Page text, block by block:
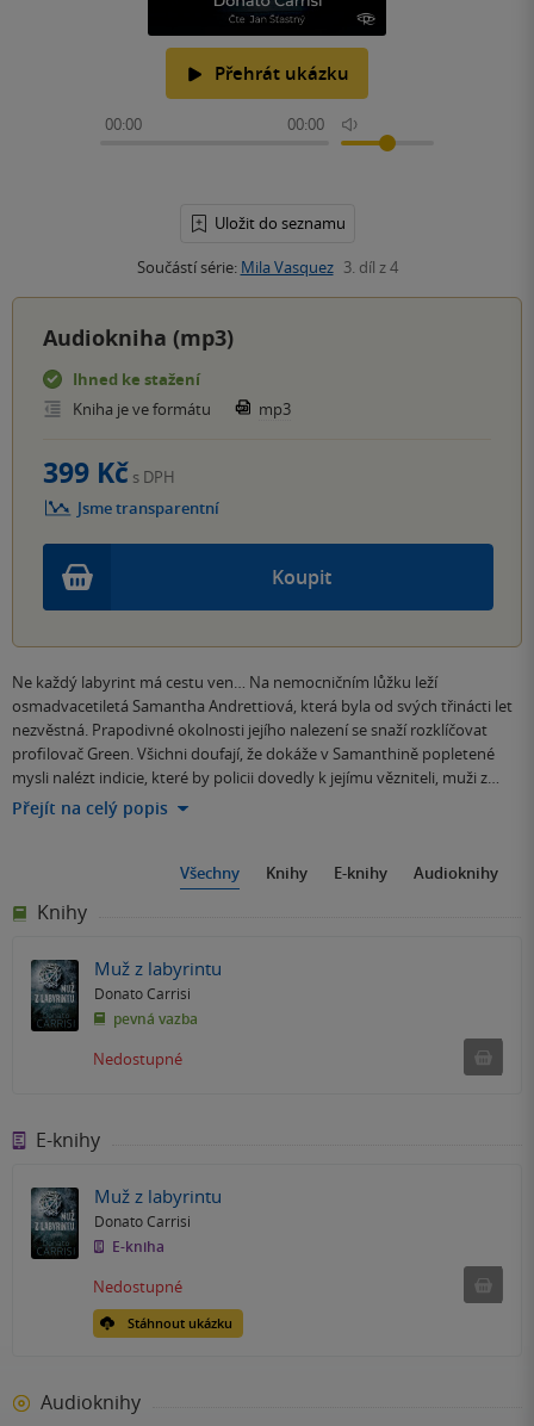
Přehrát ukázku
00:00 00:00
Uložit do seznamu
Součástí série: Mila Vasquez 3. díl z 4
Audiokniha (mp3)
Ihned ke stažení
Kniha je ve formátu
mp3
Koupit
399 Kč s DPH
Jsme transparentní
Ne každý labyrint má cestu ven… Na nemocničním lůžku leží
osmadvacetiletá Samantha Andrettiová, která byla od svých třinácti let
nezvěstná. Prapodivné okolnosti jejího nalezení se snaží rozklíčovat
profilovač Green. Všichni doufají, že dokáže v Samanthině popletené
mysli nalézt indicie, které by policii dovedly k jejímu vězniteli, muži z…
Přejít na celý popis
Všechny Knihy E-knihy Audioknihy
Knihy
Muž z labyrintu
Donato Carrisi
pevná vazba
Nedostupné
E-knihy
Muž z labyrintu
Donato Carrisi
E-kniha
Stáhnout ukázku
Nedostupné
Audioknihy